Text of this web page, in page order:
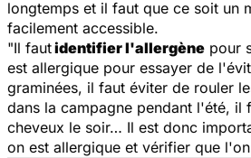
longtemps et il faut que ce soit un
facilement accessible.
"Il fautidentifier l'allergène pour
est allergique pour essayer de
graminées, il faut éviter de rouler
dans la campagne pendant l'été, il
cheveux le soir… Il est donc
on est allergique et vérifier que